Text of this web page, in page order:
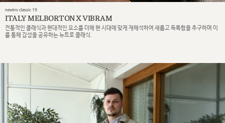
newtro classic 19
ITALY MELBORTON X VIBRAM
전통적인 클래식과 현대적인 요소를 더해 현 시대에 맞게 재해석하여 새롭고 독특함을 추구하며 이
를 통해 감성을 공유하는 뉴트로 클래식.